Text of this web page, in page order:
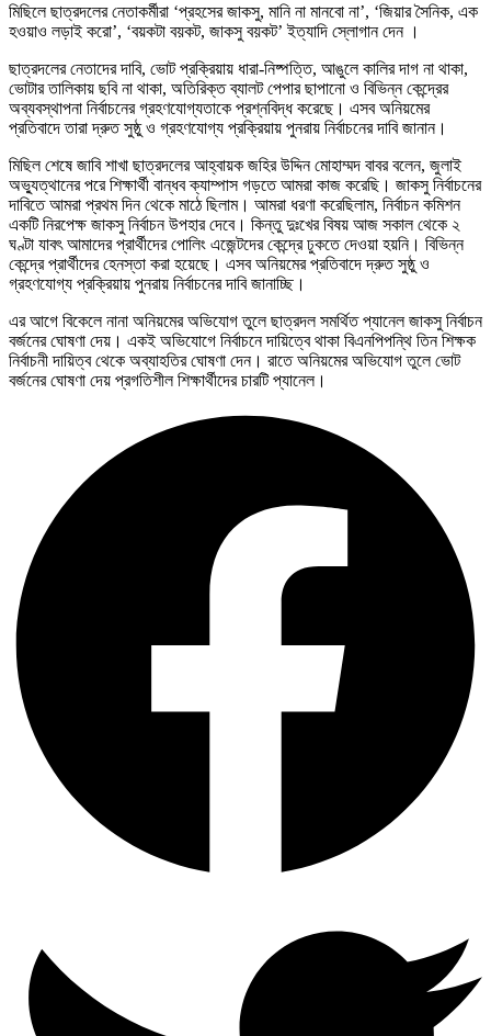
মিছিলে ছাত্রদলের নেতাকর্মীরা ‘প্রহসের জাকসু, মানি না মানবো না’, ‘জিয়ার সৈনিক, এক
হওয়াও লড়াই করো’, ‘বয়কটা বয়কট, জাকসু বয়কট’ ইত্যাদি স্লোগান দেন ।
ছাত্রদলের নেতাদের দাবি, ভোট প্রক্রিয়ায় ধারা-নিষ্পত্তি, আঙুলে কালির দাগ না থাকা,
ভোটার তালিকায় ছবি না থাকা, অতিরিক্ত ব্যালট পেপার ছাপানো ও বিভিন্ন কেন্দ্রের
অব্যবস্থাপনা নির্বাচনের গ্রহণযোগ্যতাকে প্রশ্নবিদ্ধ করেছে। এসব অনিয়মের
প্রতিবাদে তারা দ্রুত সুষ্ঠু ও গ্রহণযোগ্য প্রক্রিয়ায় পুনরায় নির্বাচনের দাবি জানান।
মিছিল শেষে জাবি শাখা ছাত্রদলের আহ্বায়ক জহির উদ্দিন মোহাম্মদ বাবর বলেন, জুলাই
অভ্যুত্থানের পরে শিক্ষার্থী বান্ধব ক্যাম্পাস গড়তে আমরা কাজ করেছি। জাকসু নির্বাচনের
দাবিতে আমরা প্রথম দিন থেকে মাঠে ছিলাম। আমরা ধরণা করেছিলাম, নির্বাচন কমিশন
একটি নিরপেক্ষ জাকসু নির্বাচন উপহার দেবে। কিন্তু দুঃখের বিষয় আজ সকাল থেকে ২
ঘণ্টা যাবৎ আমাদের প্রার্থীদের পোলিং এজেন্টদের কেন্দ্রে ঢুকতে দেওয়া হয়নি। বিভিন্ন
কেন্দ্রে প্রার্থীদের হেনস্তা করা হয়েছে। এসব অনিয়মের প্রতিবাদে দ্রুত সুষ্ঠু ও
গ্রহণযোগ্য প্রক্রিয়ায় পুনরায় নির্বাচনের দাবি জানাচ্ছি।
এর আগে বিকেলে নানা অনিয়মের অভিযোগ তুলে ছাত্রদল সমর্থিত প্যানেল জাকসু নির্বাচন
বর্জনের ঘোষণা দেয়। একই অভিযোগে নির্বাচনে দায়িত্বে থাকা বিএনপিপন্থি তিন শিক্ষক
নির্বাচনী দায়িত্ব থেকে অব্যাহতির ঘোষণা দেন। রাতে অনিয়মের অভিযোগ তুলে ভোট
বর্জনের ঘোষণা দেয় প্রগতিশীল শিক্ষার্থীদের চারটি প্যানেল।